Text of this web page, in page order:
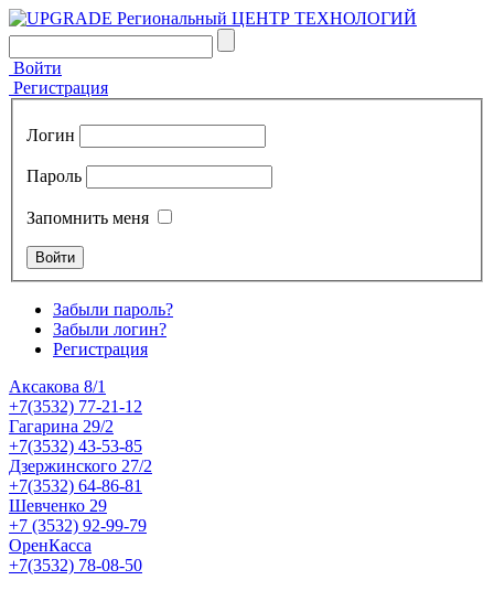
Войти
Регистрация
Логин
Пароль
Запомнить меня
Забыли пароль?
Забыли логин?
Регистрация
Аксакова 8/1
+7(3532) 77-21-12
Гагарина 29/2
+7(3532) 43-53-85
Дзержинского 27/2
+7(3532) 64-86-81
Шевченко 29
+7 (3532) 92-99-79
ОренКасса
+7(3532) 78-08-50